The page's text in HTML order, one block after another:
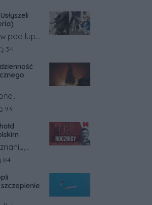
pod lupą
sprawie
komentarzy artykułu:
34
komentarzy artykułu:
93
o
komentarzy artykułu:
84